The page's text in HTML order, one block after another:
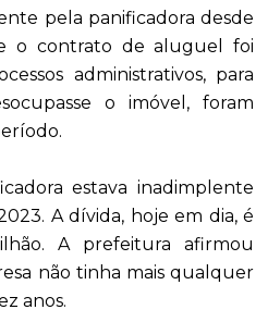
pela panificadora desde
o contrato de aluguel foi
administrativos, para
o imóvel, foram
estava inadimplente
A dívida, hoje em dia, é
A prefeitura afirmou
não tinha mais qualquer
anos.